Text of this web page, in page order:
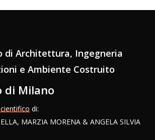
di Architettura, Ingegneria
e Ambiente Costruito
di Milano
di:
MARZIA MORENA & ANGELA SILVIA